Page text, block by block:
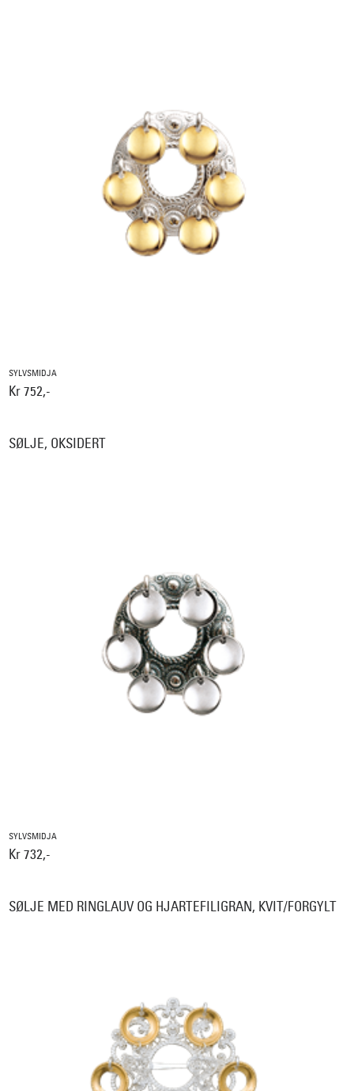
SYLVSMIDJA
Kr 752,-
SØLJE, OKSIDERT
SYLVSMIDJA
Kr 732,-
SØLJE MED RINGLAUV OG HJARTEFILIGRAN, KVIT/FORGYLT